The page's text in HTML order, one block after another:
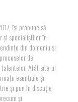
își propune să
și specialiștilor în
din domeniu și
de
Atât site-ul
esențiale și
și pun în discuție
și